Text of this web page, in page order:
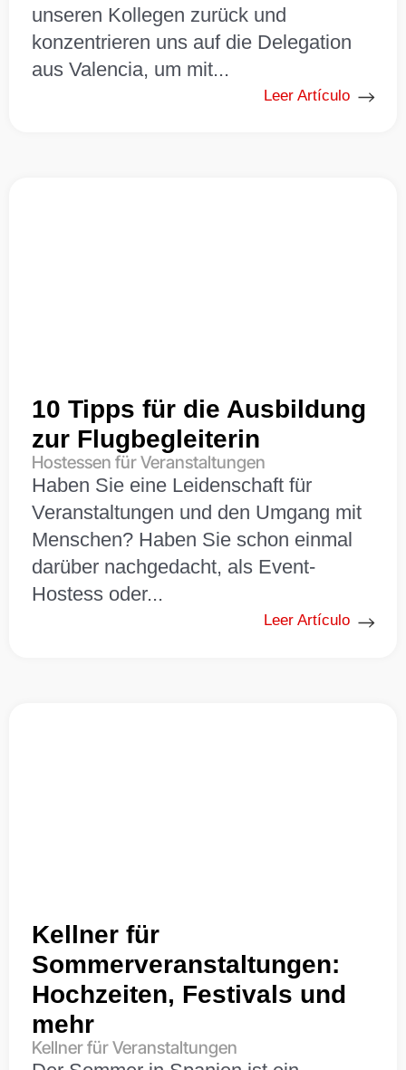
unseren Kollegen zurück und
konzentrieren uns auf die Delegation
aus Valencia, um mit...
Leer Artículo
10 Tipps für die Ausbildung
zur Flugbegleiterin
Hostessen für Veranstaltungen
Haben Sie eine Leidenschaft für
Veranstaltungen und den Umgang mit
Menschen? Haben Sie schon einmal
darüber nachgedacht, als Event-
Hostess oder...
Leer Artículo
Kellner für
Sommerveranstaltungen:
Hochzeiten, Festivals und
mehr
Kellner für Veranstaltungen